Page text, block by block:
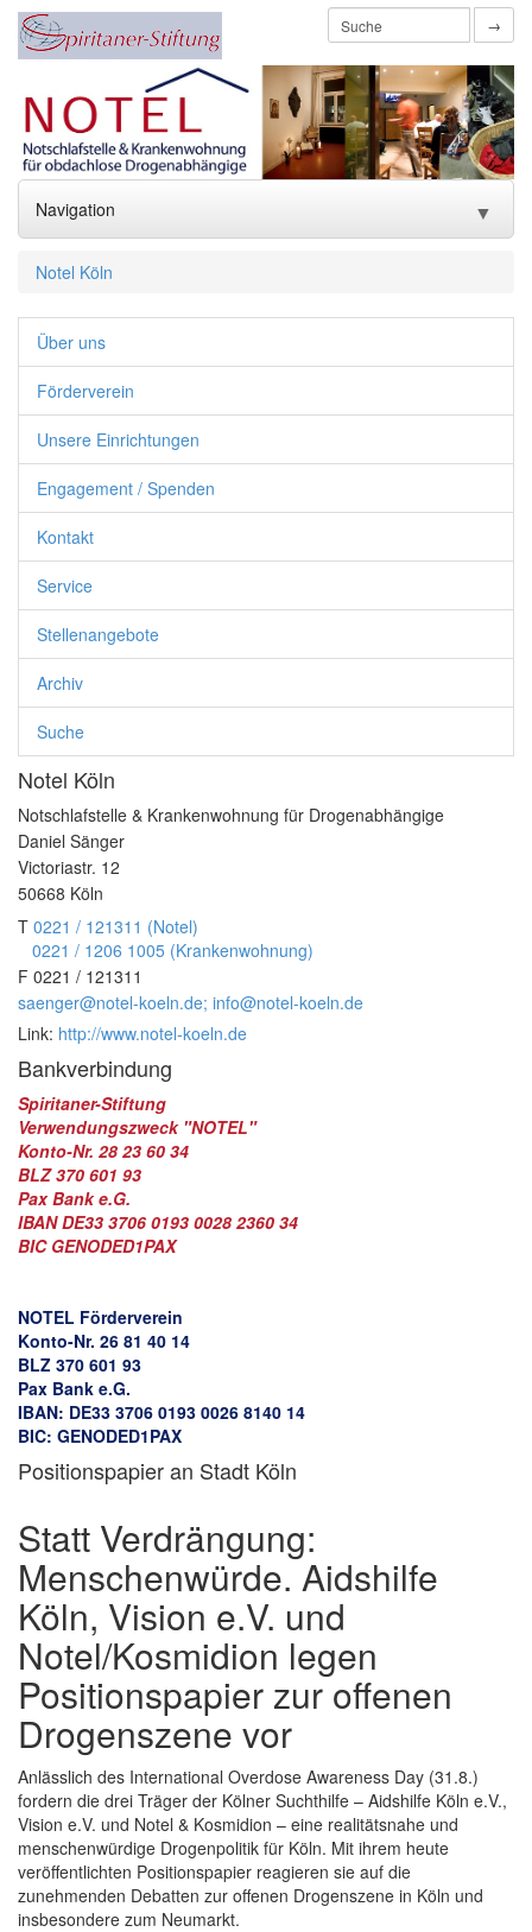
→
Navigation ▼
Home
Über uns ▼
Förderverein
Unsere Einrichtungen
Engagement / Spenden
Kontakt
Service ▼
Stellenangebote ▼
Archiv
Suche
Notel Köln
Über uns
Förderverein
Unsere Einrichtungen
Engagement / Spenden
Kontakt
Service
Stellenangebote
Archiv
Suche
Notel Köln
Notschlafstelle & Krankenwohnung für Drogenabhängige
Daniel Sänger
Victoriastr. 12
50668 Köln
T 0221 / 121311 (Notel)
0221 / 1206 1005 (Krankenwohnung)
F 0221 / 121311
saenger@notel-koeln.de; info@notel-koeln.de
Link: http://www.notel-koeln.de
Bankverbindung
Spiritaner-Stiftung
Verwendungszweck "NOTEL"
Konto-Nr. 28 23 60 34
BLZ 370 601 93
Pax Bank e.G.
IBAN DE33 3706 0193 0028 2360 34
BIC GENODED1PAX
NOTEL Förderverein
Konto-Nr. 26 81 40 14
BLZ 370 601 93
Pax Bank e.G.
IBAN: DE33 3706 0193 0026 8140 14
BIC: GENODED1PAX
Positionspapier an Stadt Köln
Statt Verdrängung:
Menschenwürde. Aidshilfe
Köln, Vision e.V. und
Notel/Kosmidion legen
Positionspapier zur offenen
Drogenszene vor
Anlässlich des International Overdose Awareness Day (31.8.)
fordern die drei Träger der Kölner Suchthilfe – Aidshilfe Köln e.V.,
Vision e.V. und Notel & Kosmidion – eine realitätsnahe und
menschenwürdige Drogenpolitik für Köln. Mit ihrem heute
veröffentlichten Positionspapier reagieren sie auf die
zunehmenden Debatten zur offenen Drogenszene in Köln und
insbesondere zum Neumarkt.